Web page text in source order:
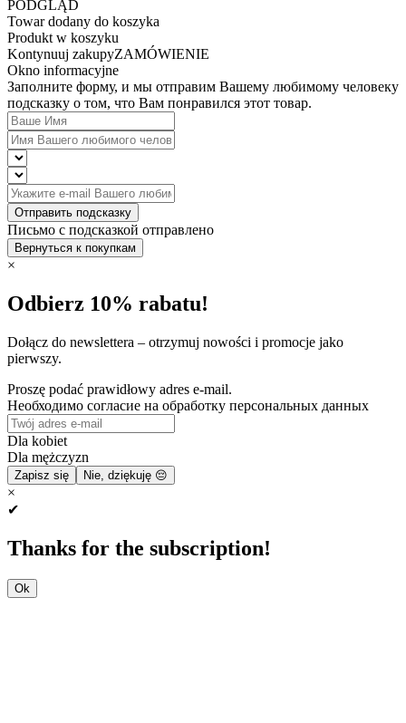
PODGLĄD
Towar dodany do koszyka
Produkt w koszyku
Kontynuuj zakupyZAMÓWIENIE
Okno informacyjne
Заполните форму, и мы отправим Вашему любимому человеку
подсказку о том, что Вам понравился этот товар.
Отправить подсказку
Письмо с подсказкой отправлено
Вернуться к покупкам
×
Odbierz 10% rabatu!
Dołącz do newslettera – otrzymuj nowości i promocje jako
pierwszy.
Proszę podać prawidłowy adres e-mail.
Необходимо согласие на обработку персональных данных
Dla kobiet
Dla mężczyzn
Zapisz się Nie, dziękuję 😔
×
✔
Thanks for the subscription!
Ok